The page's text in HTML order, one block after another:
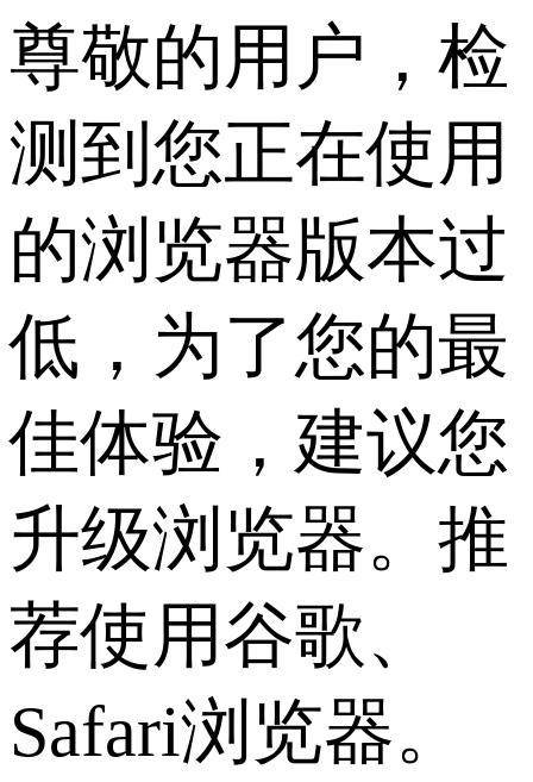
尊敬的用户，检
测到您正在使用
的浏览器版本过
低，为了您的最
佳体验，建议您
升级浏览器。推
荐使用谷歌、
Safari浏览器。